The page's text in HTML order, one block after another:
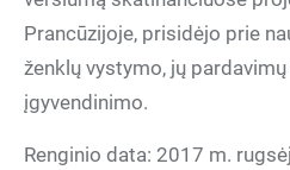
Prancūzijoje, prisidėjo prie
ženklų vystymo, jų
įgyvendinimo.
Renginio data: 2017 m.